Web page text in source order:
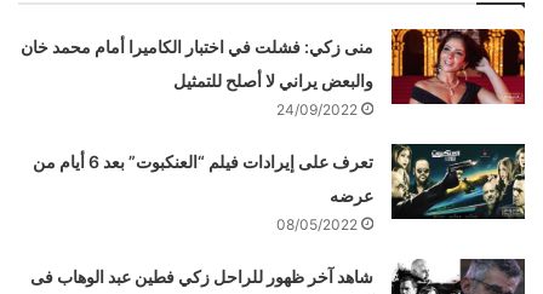
منى زكي: فشلت في اختبار الكاميرا أمام محمد خان
والبعض يراني لا أصلح للتمثيل
24/09/2022
تعرف على إيرادات فيلم “العنكبوت” بعد 6 أيام من
عرضه
08/05/2022
شاهد آخر ظهور للراحل زكي فطين عبد الوهاب فى